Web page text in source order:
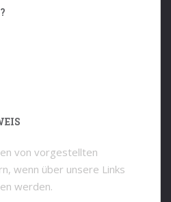
von vorgestellten
wenn über unsere Links
werden.